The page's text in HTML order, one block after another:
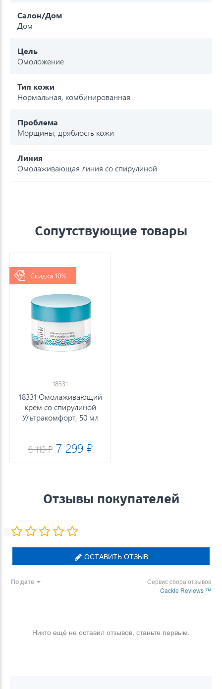
Салон/Дом
Дом
Цель
Омоложение
Тип кожи
Нормальная, комбинированная
Проблема
Морщины, дряблость кожи
Линия
Омолаживающая линия со спирулиной
Сопутствующие товары
18331
18331 Омолаживающий
крем со спирулиной
Ультракомфорт, 50 мл
8 110 ₽7 299 ₽
Скидка 10%
Отзывы покупателей
ОСТАВИТЬ ОТЗЫВ
По дате
Сервис сбора отзывов
Cackle Reviews ™
Никто ещё не оставил отзывов, станьте первым.